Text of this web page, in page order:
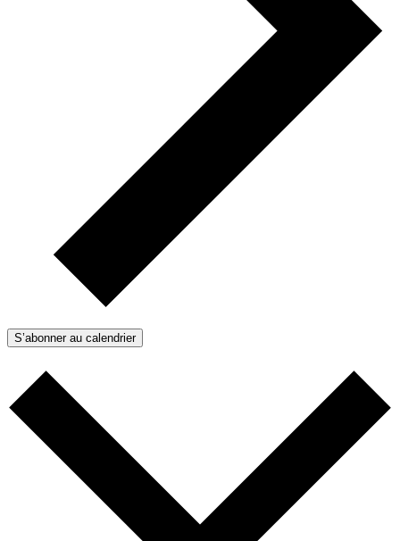
S’abonner au calendrier